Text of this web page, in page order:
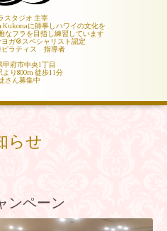
スタジオ 主宰
に師事しハワイの文化を
なフラを目指し練習しています
ガ®︎スペシャリスト認定
ピラティス 指導者
甲府市中央1丁目
り800m 徒歩11分
さん募集中
らせ
ンペーン